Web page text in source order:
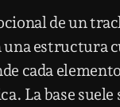
de un
una estructura
cada
La base